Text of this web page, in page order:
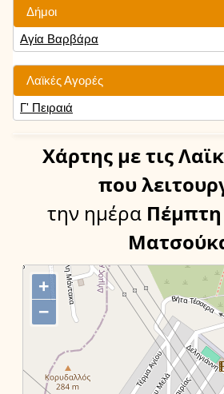
Δήμοι
Αγία Βαρβάρα
Λαϊκές Αγορές
Γ' Πειραιά
Χάρτης με τις
που
την ημέρα Πέμπτη
+
−